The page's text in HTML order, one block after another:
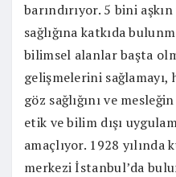
barındırıyor. 5 bini
sağlığına katkıda
bilimsel alanlar başta
gelişmelerini sağlamayı,
göz sağlığını ve
etik ve bilim dışı
amaçlıyor. 1928
merkezi İstanbul’da